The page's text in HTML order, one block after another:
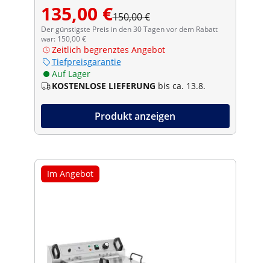
135,00 €150,00 €
Der günstigste Preis in den 30 Tagen vor dem Rabatt
war: 150,00 €
Zeitlich begrenztes Angebot
Tiefpreisgarantie
Auf Lager
KOSTENLOSE LIEFERUNG bis ca. 13.8.
Produkt anzeigen
Im Angebot